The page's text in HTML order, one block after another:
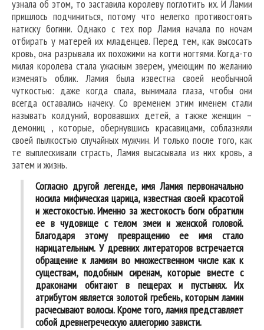
узнала об этом, то заставила королеву поглотить их. И Ламии
пришлось подчиниться, потому что нелегко противостоять
натиску богини. Однако с тех пор Ламия начала по ночам
отбирать у матерей их младенцев. Перед тем, как высосать
кровь, она разрывала их похожими на когти ногтями. Когда-то
милая королева стала ужасным зверем, умеющим по желанию
изменять облик. Ламия была известна своей необычной
чуткостью: даже когда спала, вынимала глаза, чтобы они
всегда оставались начеку. Со временем этим именем стали
называть колдуний, воровавших детей, а также женщин –
демониц , которые, обернувшись красавицами, соблазняли
своей пылкостью случайных мужчин. И только после того, как
те выплескивали страсть, Ламия высасывала из них кровь, а
затем и жизнь.
Согласно другой легенде, имя Ламия первоначально
носила мифическая царица, известная своей красотой
и жестокостью. Именно за жестокость боги обратили
ее в чудовище с телом змеи и женской головой.
Благодаря этому превращению ее имя стало
нарицательным. У древних литераторов встречается
обращение к ламиям во множественном числе как к
существам, подобным сиренам, которые вместе с
драконами обитают в пещерах и пустынях. Их
атрибутом является золотой гребень, которым ламии
расчесывают волосы. Кроме того, ламия представляет
собой древнегреческую аллегорию зависти.